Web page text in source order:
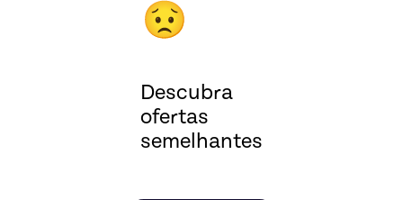
Descubra
ofertas
semelhantes